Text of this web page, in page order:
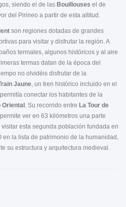
siendo el de las Bouillouses el de
del Pirineo a partir de esta altitud.
son regiones dotadas de grandes
para visitar y disfrutar la región. A
termales, algunos históricos y al aire
termas datan de la época del
no olvidéis disfrutar de la
Jaune, un tren histórico incluido en el
conectar los habitantes de la
Oriental . Su recorrido entre La Tour de
permite ver en 63 kilómetros una parte
esta segunda población fundada en
en la lista de patrimonio de la humanidad,
su estructura y arquitectura medieval.